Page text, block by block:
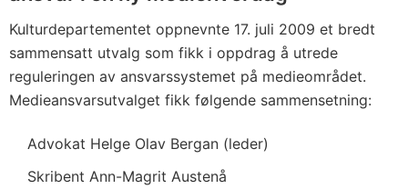
Kulturdepartementet oppnevnte 17. juli 2009 et bredt
sammensatt utvalg som fikk i oppdrag å utrede
reguleringen av ansvarssystemet på medieområdet.
Medieansvarsutvalget fikk følgende sammensetning:
Advokat Helge Olav Bergan (leder)
Skribent Ann-Magrit Austenå